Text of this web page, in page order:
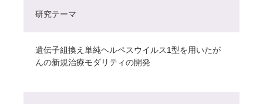
研究テーマ
遺伝子組換え単純ヘルペスウイルス1型を用いたが
んの新規治療モダリティの開発